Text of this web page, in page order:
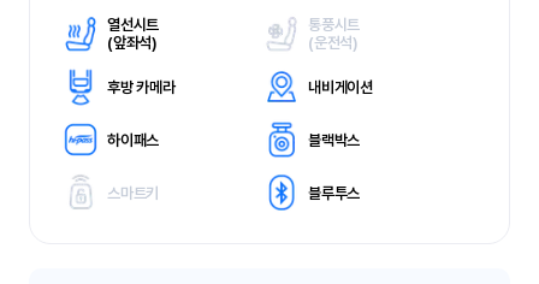
열선시트
(앞좌석)
통풍시트
(운전석)
후방 카메라 내비게이션
하이패스 블랙박스
스마트키 블루투스